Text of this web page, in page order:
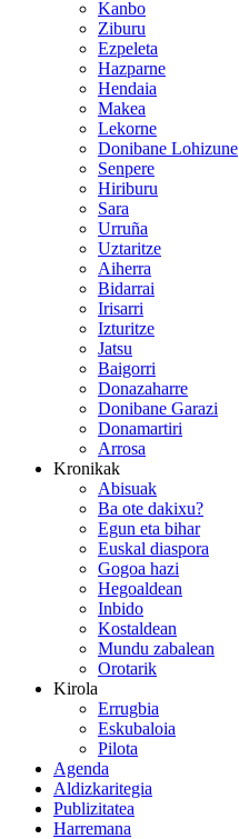
Kanbo
Ziburu
Ezpeleta
Hazparne
Hendaia
Makea
Lekorne
Donibane Lohizune
Senpere
Hiriburu
Sara
Urruña
Uztaritze
Aiherra
Bidarrai
Irisarri
Izturitze
Jatsu
Baigorri
Donazaharre
Donibane Garazi
Donamartiri
Arrosa
Kronikak
Abisuak
Ba ote dakixu?
Egun eta bihar
Euskal diaspora
Gogoa hazi
Hegoaldean
Inbido
Kostaldean
Mundu zabalean
Orotarik
Kirola
Errugbia
Eskubaloia
Pilota
Agenda
Aldizkaritegia
Publizitatea
Harremana